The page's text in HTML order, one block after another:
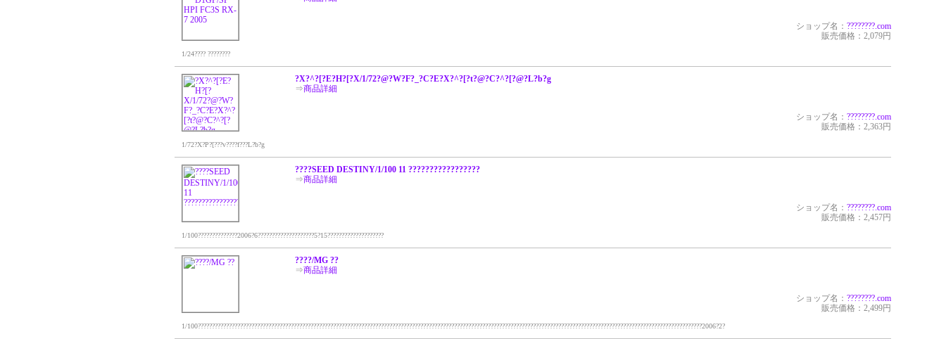
ショップ名： ????????.com
販売価格：2,079円
1/24???? ????????
?X?^?[?E?H?[?X/1/72?@?W?F?_?C?E?X?^?[?t?@?C?^?[?@?L?b?g
⇒商品詳細
ショップ名： ????????.com
販売価格：2,363円
1/72?X?P?[???v????f???L?b?g
????SEED DESTINY/1/100 11 ?????????????????
⇒商品詳細
ショップ名： ????????.com
販売価格：2,457円
1/100??????????????2006?6????????????????????5?15????????????????????
????/MG ??
⇒商品詳細
ショップ名： ????????.com
販売価格：2,499円
1/100???????????????????????????????????????????????????????????????????????????????????????????????????????????????????????????????????????????????????????????????????????????????????2006?2?